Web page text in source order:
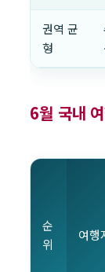
권역 균
형
6월 국내
순
위
여행